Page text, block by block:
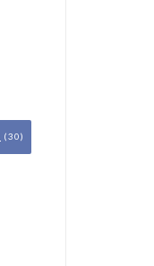
(30)